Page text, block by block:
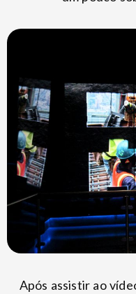
Após assistir ao